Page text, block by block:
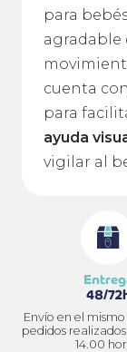
para
agradable
cuenta
para
ayuda
vigilar al
48/
Envío en el
pedidos
14.00